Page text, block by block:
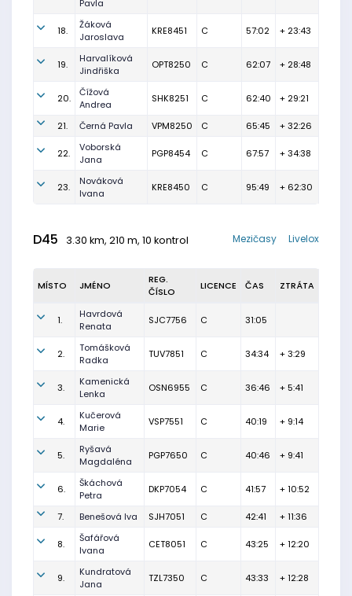
Pavla
18.
Žáková
Jaroslava
KRE8451 C 57:02 + 23:43
19.
Harvalíková
Jindřiška
OPT8250 C 62:07 + 28:48
20.
Čížová
Andrea
SHK8251 C 62:40 + 29:21
21. Černá Pavla VPM8250 C 65:45 + 32:26
22.
Voborská
Jana
PGP8454 C 67:57 + 34:38
23.
Nováková
Ivana
KRE8450 C 95:49 + 62:30
D45 3.30 km, 210 m, 10 kontrol Livelox
Mezičasy
MÍSTO JMÉNO
REG.
ČÍSLO
LICENCE ČAS ZTRÁTA
1.
Havrdová
Renata
SJC7756 C 31:05
2.
Tomášková
Radka
TUV7851 C 34:34 + 3:29
3.
Kamenická
Lenka
OSN6955 C 36:46 + 5:41
4.
Kučerová
Marie
VSP7551 C 40:19 + 9:14
5.
Ryšavá
Magdaléna
PGP7650 C 40:46 + 9:41
6.
Škáchová
Petra
DKP7054 C 41:57 + 10:52
7. Benešová Iva SJH7051 C 42:41 + 11:36
8.
Šafářová
Ivana
CET8051 C 43:25 + 12:20
9.
Kundratová
Jana
TZL7350 C 43:33 + 12:28